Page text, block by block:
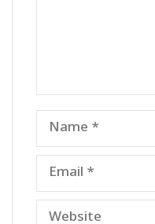
Name
Email
Website